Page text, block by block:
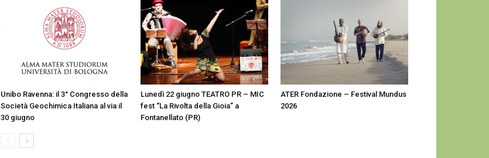
Unibo Ravenna: il 3° Congresso della
Società Geochimica Italiana al via il
30 giugno
Lunedì 22 giugno TEATRO PR – MIC
fest “La Rivolta della Gioia” a
Fontanellato (PR)
ATER Fondazione – Festival Mundus
2026